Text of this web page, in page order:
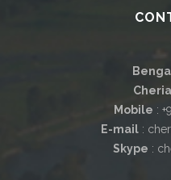
Mobile :
E-mail:
Skype :